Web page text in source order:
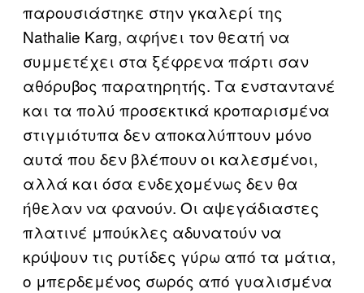
παρουσιάστηκε στην γκαλερί της
Nathalie Karg, αφήνει τον θεατή να
συμμετέχει στα ξέφρενα πάρτι σαν
αθόρυβος παρατηρητής. Τα ενσταντανέ
και τα πολύ προσεκτικά κροπαρισμένα
στιγμιότυπα δεν αποκαλύπτουν μόνο
αυτά που δεν βλέπουν οι καλεσμένοι,
αλλά και όσα ενδεχομένως δεν θα
ήθελαν να φανούν. Οι αψεγάδιαστες
πλατινέ μπούκλες αδυνατούν να
κρύψουν τις ρυτίδες γύρω από τα μάτια,
ο μπερδεμένος σωρός από γυαλισμένα